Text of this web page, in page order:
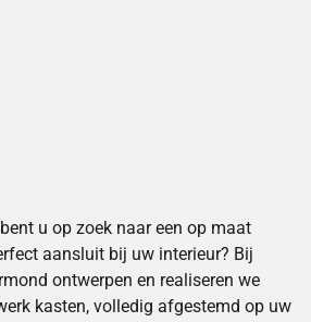
u op zoek naar een op maat
aansluit bij uw interieur? Bij
ontwerpen en realiseren we
kasten, volledig afgestemd op uw